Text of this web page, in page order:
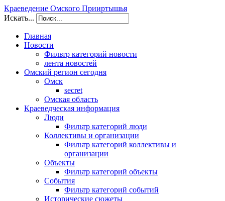
Краеведение Омского Прииртышья
Искать...
Главная
Новости
Фильтр категорий новости
лента новостей
Омский регион сегодня
Омск
secret
Омская область
Краеведческая информация
Люди
Фильтр категорий люди
Коллективы и организации
Фильтр категорий коллективы и
организации
Объекты
Фильтр категорий объекты
События
Фильтр категорий событий
Исторические сюжеты